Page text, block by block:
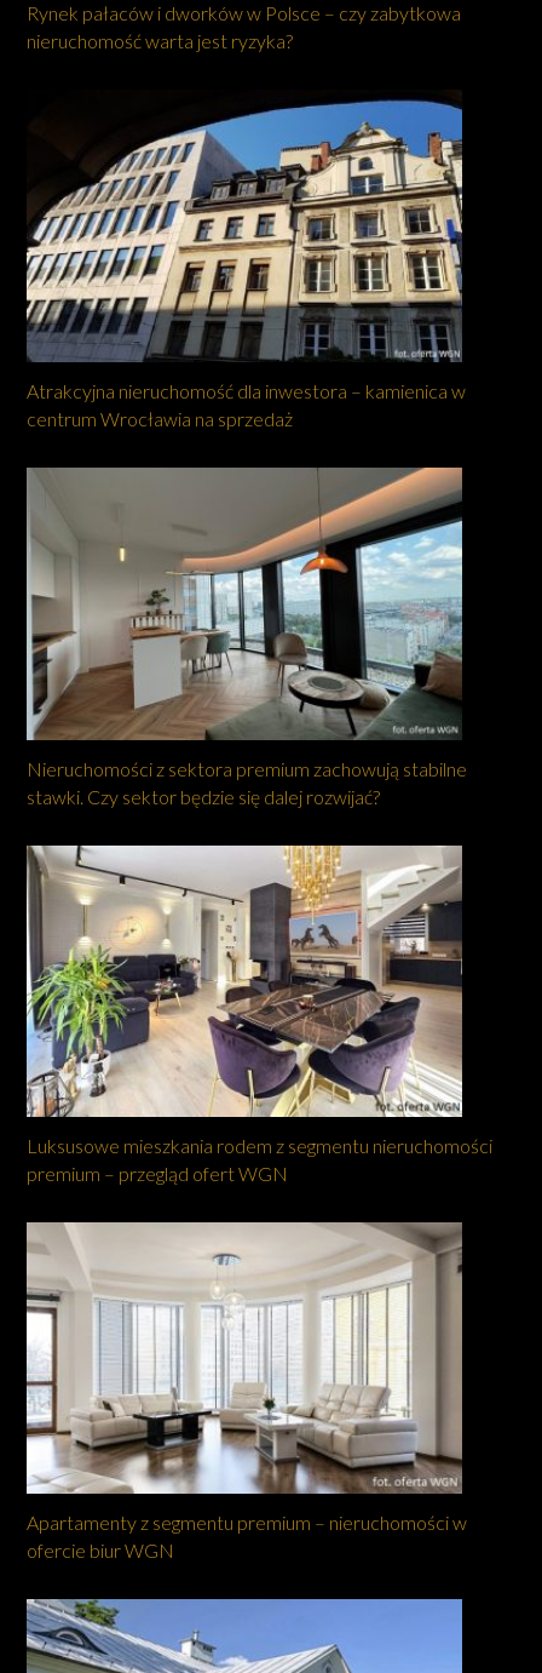
Rynek pałaców i dworków w Polsce – czy zabytkowa
nieruchomość warta jest ryzyka?
Atrakcyjna nieruchomość dla inwestora – kamienica w
centrum Wrocławia na sprzedaż
Nieruchomości z sektora premium zachowują stabilne
stawki. Czy sektor będzie się dalej rozwijać?
Luksusowe mieszkania rodem z segmentu nieruchomości
premium – przegląd ofert WGN
Apartamenty z segmentu premium – nieruchomości w
ofercie biur WGN